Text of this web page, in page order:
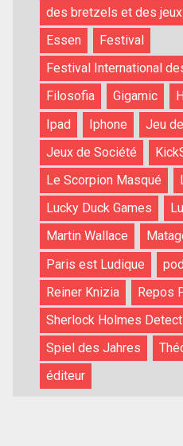
des bretzels et des jeux
Essen
Festival
Festival International
Filosofia
Gigamic
Ipad
Iphone
Jeu
Jeux de Société
Le Scorpion Masqué
Lucky Duck Games
Martin Wallace
Paris est Ludique
Reiner Knizia
Repos
Sherlock Holmes
Spiel des Jahres
éditeur